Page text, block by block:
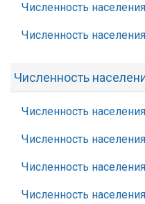
Численность
Численность
Численность
Численность
Численность
Численность
Численность